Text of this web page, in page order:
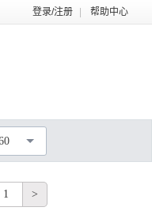
登录/注册 帮助中心
C4D
建 标语
1 >